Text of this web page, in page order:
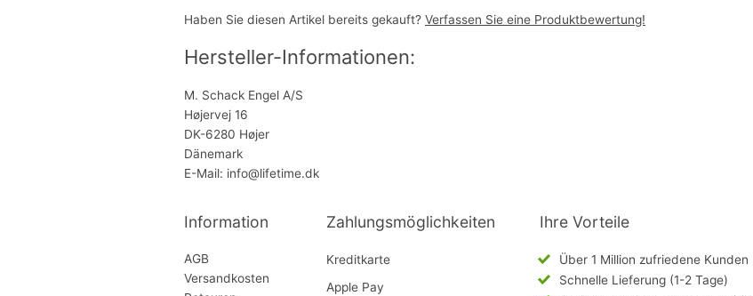
Haben Sie diesen Artikel bereits gekauft? Verfassen Sie eine Produktbewertung!
Hersteller-Informationen:
M. Schack Engel A/S
Højervej 16
DK-6280 Højer
Dänemark
E-Mail: info@lifetime.dk
Information
AGB
Versandkosten
Zahlungsmöglichkeiten
Kreditkarte
Apple Pay
Ihre Vorteile
Über 1 Million zufriedene Kunden
Schnelle Lieferung (1-2 Tage)